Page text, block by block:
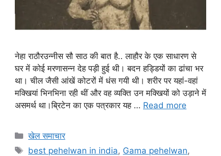
नेहा राठौरउन्नीस सौ साठ की बात है.. लाहौर के एक साधारण से
घर में कोई मरणासन्न देह पड़ी हुई थी। बदन हड्डियों का ढांचा भर
था।‌ चील जैसी आंखें कोटरों में धंस गयी थी। शरीर पर यहां-वहां
मक्खियां भिनभिना रही थीं और वह व्यक्ति उन मक्खियों को उड़ाने में
असमर्थ था।‌ब्रिटेन का एक पत्रकार यह … Read more
खेल समाचार
best pehelwan in india, Gama pehelwan,